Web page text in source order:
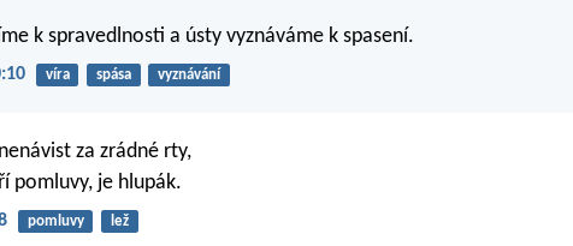
k spravedlnosti a ústy vyznáváme k spasení.
víra spása vyznávání
za zrádné rty,
pomluvy, je hlupák.
pomluvy lež